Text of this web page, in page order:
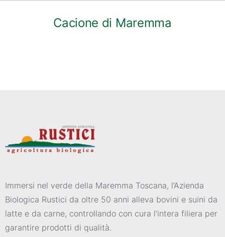
Cacione di Maremma
Immersi nel verde della Maremma Toscana, l’Azienda
Biologica Rustici da oltre 50 anni alleva bovini e suini da
latte e da carne, controllando con cura l’intera filiera per
garantire prodotti di qualità.